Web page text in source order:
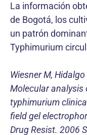
La información
de Bogotá, los
un patrón
Typhimurium
Wiesner M,
Molecular
typhimurium
field gel
Drug Resist. 2006